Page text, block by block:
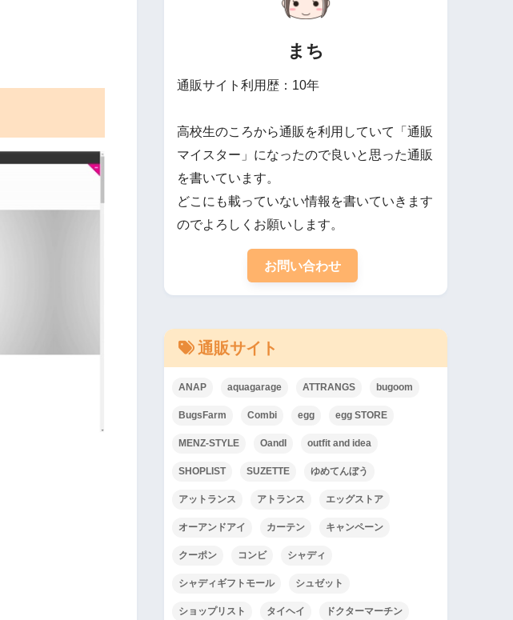
まち
通販サイト利用歴：10年
高校生のころから通販を利用していて「通販
マイスター」になったので良いと思った通販
を書いています。
どこにも載っていない情報を書いていきます
のでよろしくお願いします。
お問い合わせ
通販サイト
ANAP aquagarage ATTRANGS bugoom
BugsFarm Combi egg egg STORE
MENZ-STYLE OandI outfit and idea
SHOPLIST SUZETTE ゆめてんぼう
アットランス アトランス エッグストア
オーアンドアイ カーテン キャンペーン
クーポン コンビ シャディ
シャディギフトモール シュゼット
ショップリスト タイヘイ ドクターマーチン